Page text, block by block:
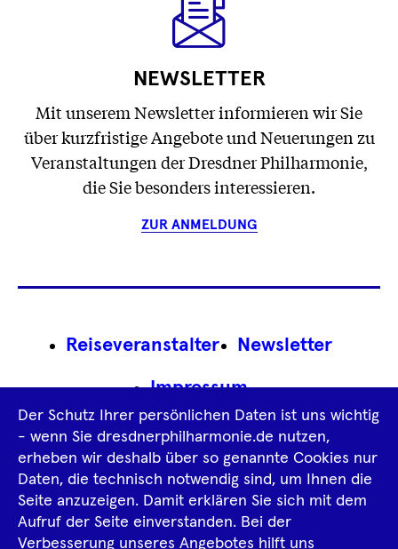
NEWSLETTER
Mit unserem Newsletter informieren wir Sie
über kurzfristige Angebote und Neuerungen zu
Veranstaltungen der Dresdner Philharmonie,
die Sie besonders interessieren.
ZUR ANMELDUNG
Footer
Reiseveranstalter Newsletter
Impressum
Datenschutz­information AGB
Intern
TiktokFacebook
Instagram
SpotifyYouTube
Der Schutz Ihrer persönlichen Daten ist uns wichtig
- wenn Sie dresdnerphilharmonie.de nutzen,
erheben wir deshalb über so genannte Cookies nur
Daten, die technisch notwendig sind, um Ihnen die
Seite anzuzeigen. Damit erklären Sie sich mit dem
Aufruf der Seite einverstanden. Bei der
Verbesserung unseres Angebotes hilft uns